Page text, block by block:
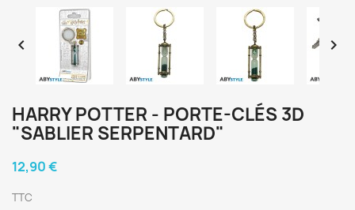
 
HARRY POTTER - PORTE-CLÉS 3D
"SABLIER SERPENTARD"
12,90 €
TTC